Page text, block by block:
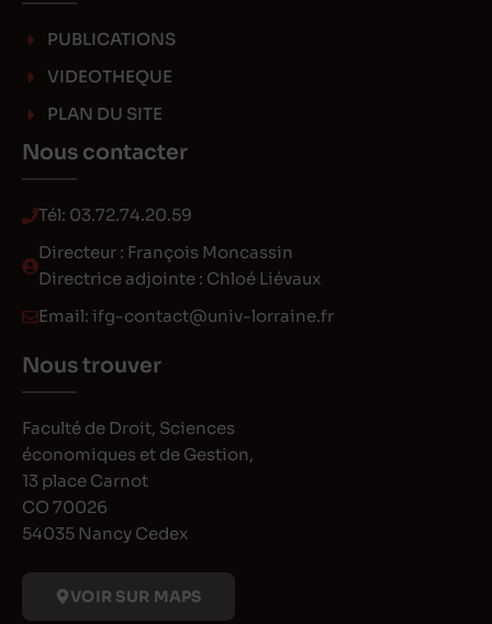
PUBLICATIONS
VIDEOTHEQUE
PLAN DU SITE
Nous contacter
Tél: 03.72.74.20.59
Directeur : François Moncassin
Directrice adjointe : Chloé Liévaux
Email: ifg-contact@univ-lorraine.fr
Nous trouver
Faculté de Droit, Sciences
économiques et de Gestion,
13 place Carnot
CO 70026
54035 Nancy Cedex
VOIR SUR MAPS